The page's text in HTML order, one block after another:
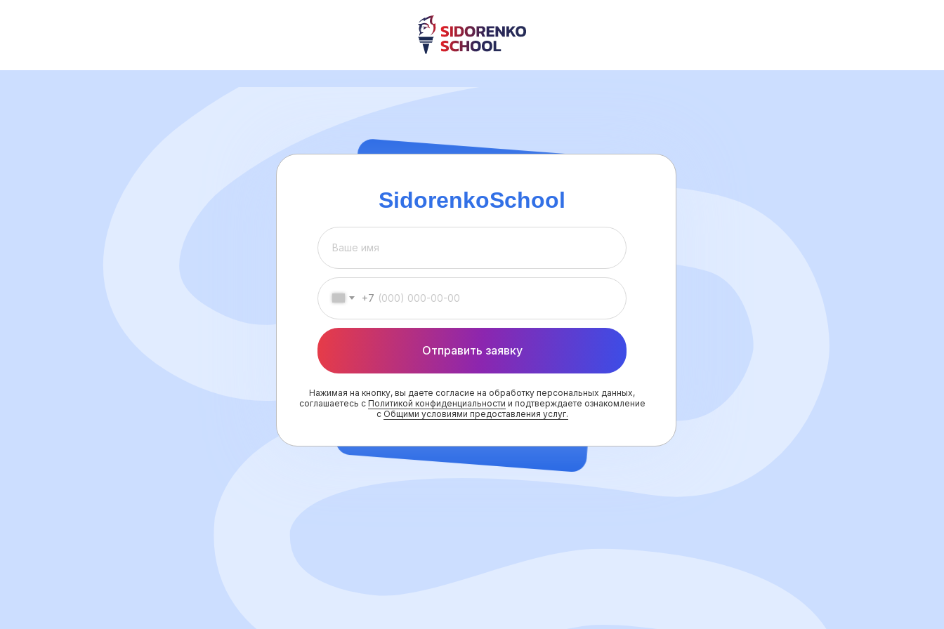
SidorenkoSchool
Нажимая на кнопку, вы даете согласие на обработку персональных данных,
соглашаетесь с Политикой конфиденциальности и подтверждаете ознакомление
с Общими условиями предоставления услуг.
+7
Отправить заявку